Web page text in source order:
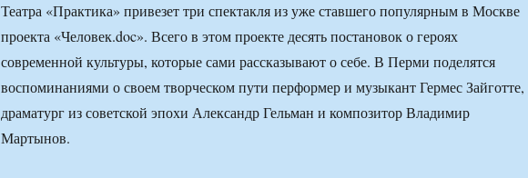
Театра «Практика» привезет три спектакля из уже ставшего популярным в Москве
проекта «Человек.doc». Всего в этом проекте десять постановок о героях
современной культуры, которые сами рассказывают о себе. В Перми поделятся
воспоминаниями о своем творческом пути перформер и музыкант Гермес Зайготте,
драматург из советской эпохи Александр Гельман и композитор Владимир
Мартынов.